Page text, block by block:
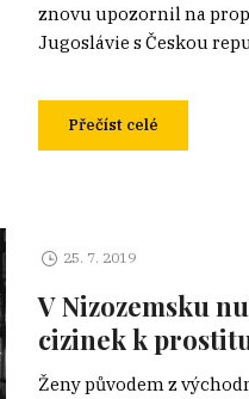
znovu upozornil na
Jugoslávie s Českou
Přečíst celé
25. 7. 2019
V Nizozemsku
cizinek k
Ženy původem z